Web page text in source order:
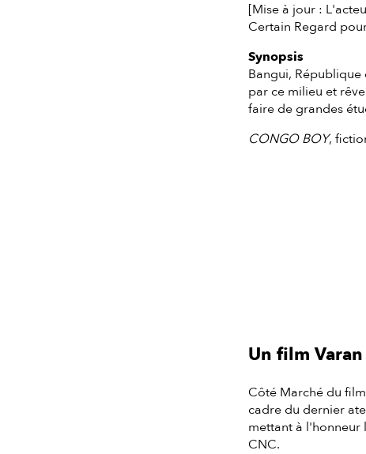
[Mise à jour :
Certain Regard
Synopsis
Bangui,
par ce milieu et
faire de grandes
CONGO BOY,
Un film
Côté Marché du
cadre du dernier
mettant à l'honneur
CNC.